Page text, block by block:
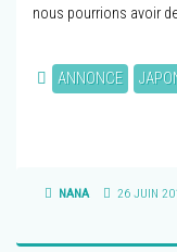
nous pourrions avoir
ANNONCE
NANA 26 JUIN